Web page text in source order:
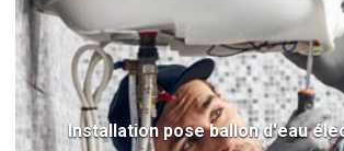
Installation pose ballon d'eau